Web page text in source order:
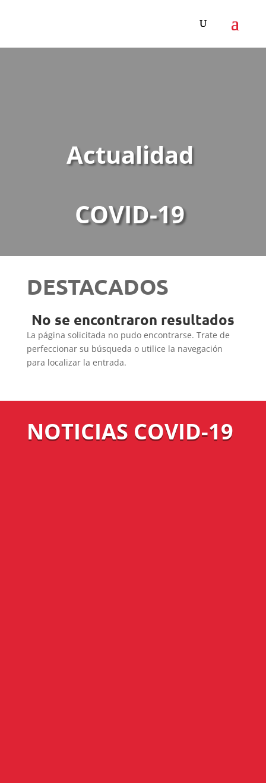
Actualidad
COVID-19
DESTACADOS
No se encontraron resultados
La página solicitada no pudo encontrarse. Trate de
perfeccionar su búsqueda o utilice la navegación
para localizar la entrada.
NOTICIAS COVID-19